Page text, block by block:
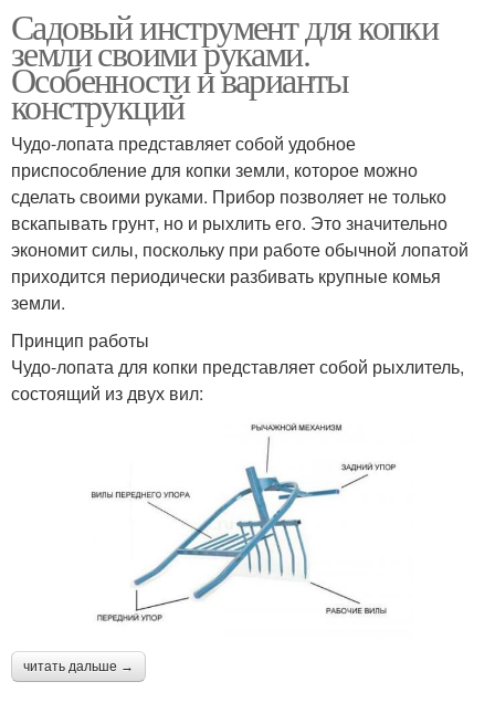
Садовый инструмент для копки
земли своими руками.
Особенности и варианты
конструкций
Чудо-лопата представляет собой удобное
приспособление для копки земли, которое можно
сделать своими руками. Прибор позволяет не только
вскапывать грунт, но и рыхлить его. Это значительно
экономит силы, поскольку при работе обычной лопатой
приходится периодически разбивать крупные комья
земли.
Принцип работы
Чудо-лопата для копки представляет собой рыхлитель,
состоящий из двух вил:
читать дальше →